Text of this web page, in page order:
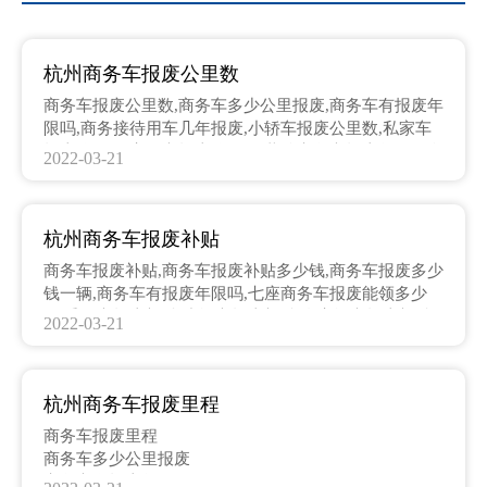
杭州商务车报废公里数
商务车报废公里数,商务车多少公里报废,商务车有报废年
限吗,商务接待用车几年报废,小轿车报废公里数,私家车
报废公里数,家用车报废公里数,黄牌商务车报废年限是多
废年限吗,杭州家用轿车报废年限,杭州家用车辆报废年
限,杭州营运车辆报废年限
2022-03-21
杭州商务车报废补贴
商务车报废补贴,商务车报废补贴多少钱,商务车报废多少
钱一辆,商务车有报废年限吗,七座商务车报废能领多少
钱,乘用车报废补贴,小轿车报废补贴,私家轿车报废补贴
补贴最新政策,杭州汽车补贴,杭州货车报废补贴表,杭州
小货车报废补贴,杭州市小客车报废补贴,商务车报废多少
钱一辆,杭州汽车报废补贴
2022-03-21
杭州商务车报废里程
商务车报废里程
商务车多少公里报废
商务车有报废年限吗